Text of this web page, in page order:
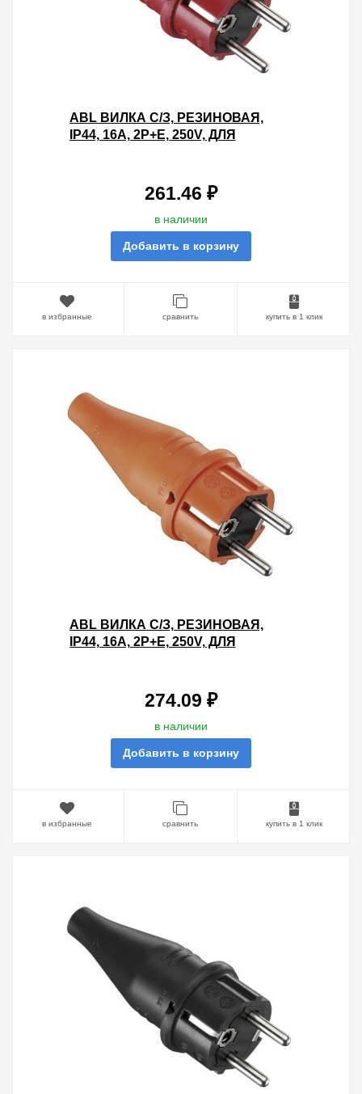
ABL ВИЛКА С/З, РЕЗИНОВАЯ,
IP44, 16A, 2P+E, 250V, ДЛЯ
261.46 ₽
в наличии
Добавить в корзину
в избранные сравнить купить в 1 клик
ABL ВИЛКА С/З, РЕЗИНОВАЯ,
IP44, 16A, 2P+E, 250V, ДЛЯ
274.09 ₽
в наличии
Добавить в корзину
в избранные сравнить купить в 1 клик